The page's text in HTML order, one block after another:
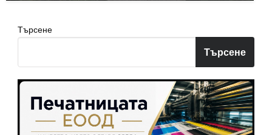
Търсене
Търсене